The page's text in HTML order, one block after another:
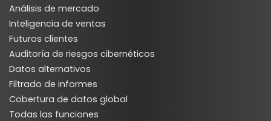
Análisis de mercado
Inteligencia de ventas
Futuros clientes
Auditoría de riesgos cibernéticos
Datos alternativos
Filtrado de informes
Cobertura de datos global
Todas las funciones